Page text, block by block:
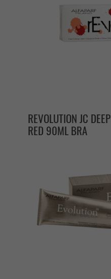
REVOLUTION JC DEEP
RED 90ML BRA